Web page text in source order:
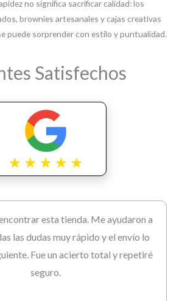
no significa sacrificar calidad: los
brownies artesanales y cajas creativas
puede sorprender con estilo y puntualidad.
Satisfechos
esta tienda. Me ayudaron a
las dudas muy rápido y el envío lo
Fue un acierto total y repetiré
seguro.